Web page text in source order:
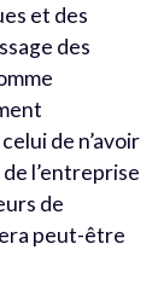
et des
des
de n’avoir
l’entreprise
de
peut-être